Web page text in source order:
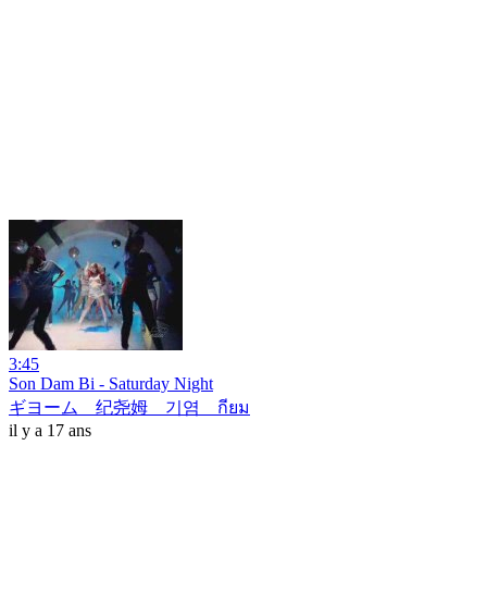
3:45
Son Dam Bi - Saturday Night
ギヨーム 纪尧姆 기염 กียม
il y a 17 ans